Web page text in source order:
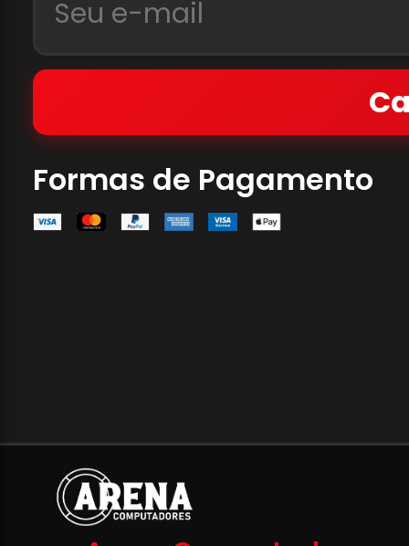
Formas de Pagamento